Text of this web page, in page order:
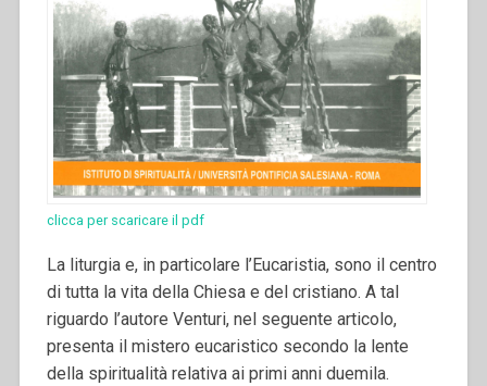
clicca per scaricare il pdf
La liturgia e, in particolare l’Eucaristia, sono il centro
di tutta la vita della Chiesa e del cristiano. A tal
riguardo l’autore Venturi, nel seguente articolo,
presenta il mistero eucaristico secondo la lente
della spiritualità relativa ai primi anni duemila.